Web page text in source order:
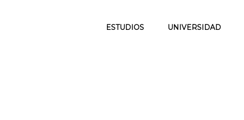
ESTUDIOS UNIVERSIDAD